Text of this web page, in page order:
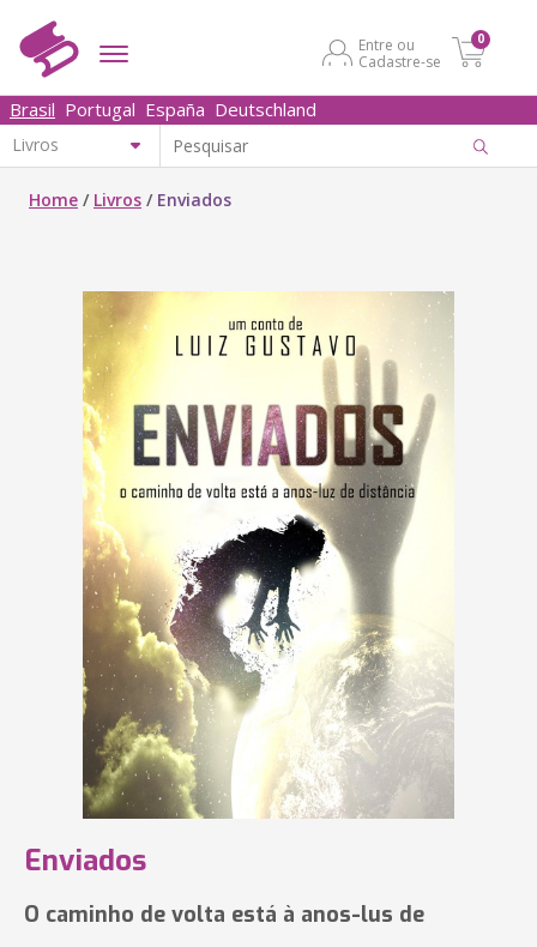
Entre ou
Cadastre-se
0
Brasil Portugal España Deutschland
Home / Livros / Enviados
Enviados
O caminho de volta está à anos-lus de